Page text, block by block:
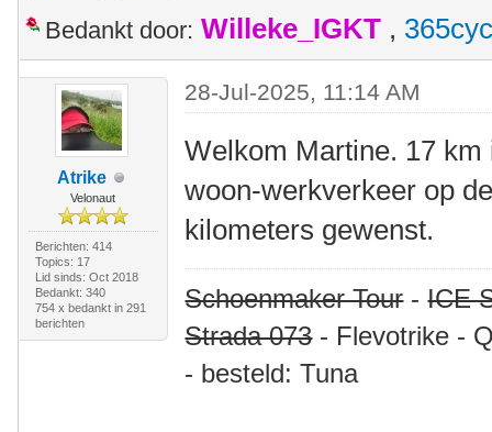
Bedankt door: Willeke_IGKT ,
Atrike
Velonaut
Berichten: 414
Topics: 17
Lid sinds: Oct 2018
Bedankt: 340
754 x bedankt in 291
berichten
28-Jul-2025, 11:14 AM
Welkom Martine. 17
woon-werkverkeer op
kilometers gewenst.
Schoenmaker Tour-ICE
Strada 073- Flevotrike -
- besteld: Tuna